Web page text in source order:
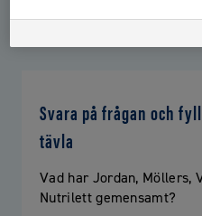
produkt från
Svara på frågan och
tävla
Vad har Jordan, Möllers,
Nutrilett gemensamt?